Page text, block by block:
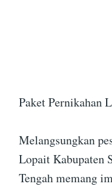
Paket Pernikahan
Melangsungkan
Lopait Kabupaten
Tengah memang